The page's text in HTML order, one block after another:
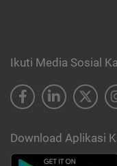
Ikuti Media Sosial
Download Aplikasi